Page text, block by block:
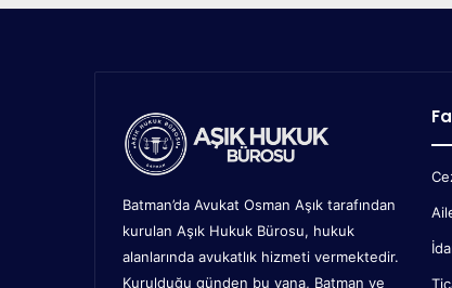
Batman’da Avukat Osman Aşık tarafından
kurulan Aşık Hukuk Bürosu, hukuk
alanlarında avukatlık hizmeti vermektedir.
Kurulduğu günden bu yana, Batman ve